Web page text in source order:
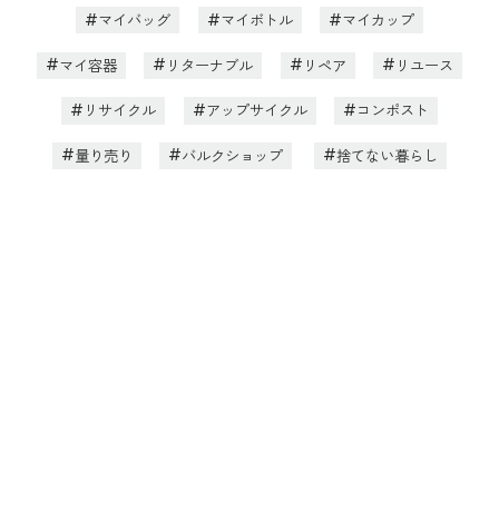
マイバッグ マイボトル マイカップ
マイ容器 リターナブル リペア リユース
リサイクル アップサイクル コンポスト
量り売り バルクショップ 捨てない暮らし